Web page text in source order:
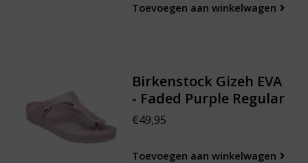
Toevoegen aan winkelwagen
Birkenstock Gizeh EVA
- Faded Purple Regular
€49,95
Toevoegen aan winkelwagen